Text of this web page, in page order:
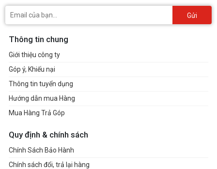
Gửi
Thông tin chung
Giới thiệu công ty
Góp ý, Khiếu nại
Thông tin tuyển dụng
Hướng dẫn mua Hàng
Mua Hàng Trả Góp
Quy định & chính sách
Chính Sách Bảo Hành
Chính sách đổi, trả lại hàng